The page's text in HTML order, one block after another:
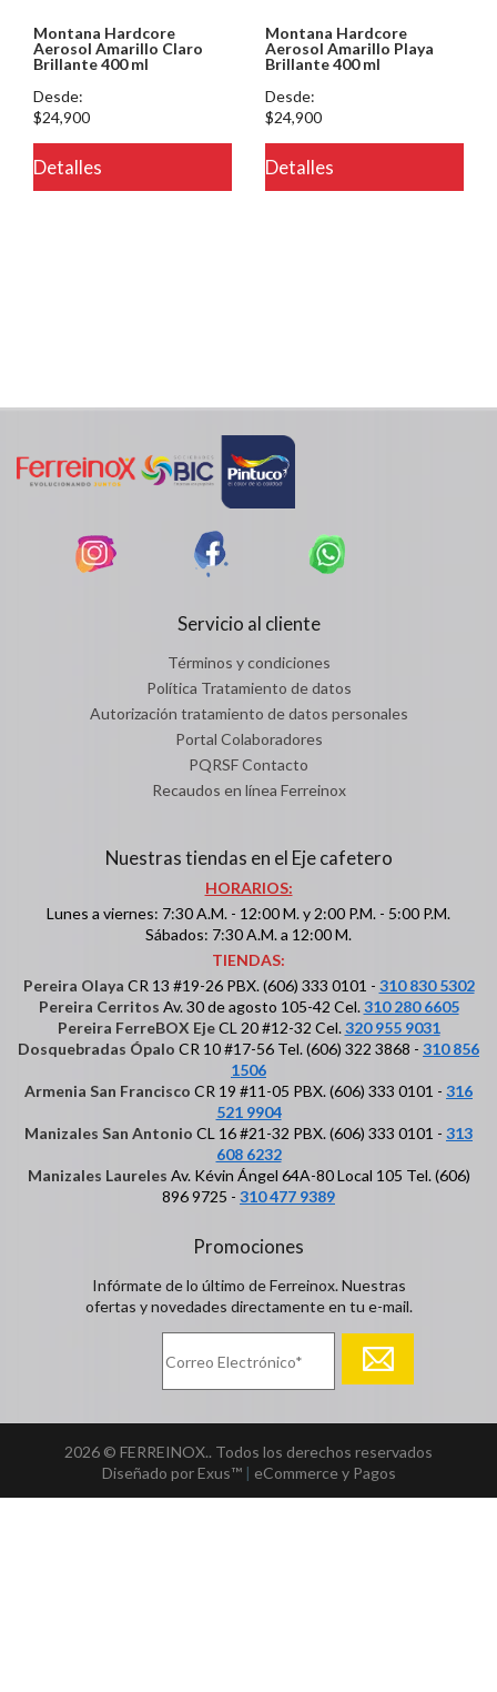
dominios/ferreinox.pagegear.co/modulos/catalogo/plantillas/
Montana Hardcore
Aerosol Amarillo Claro
Brillante 400 ml
Desde:
$24,900
Detalles
Montana Hardcore
Aerosol Amarillo Playa
Brillante 400 ml
Desde:
$24,900
Detalles
Servicio al cliente
Términos y condiciones
Política Tratamiento de datos
Autorización tratamiento de datos personales
Portal Colaboradores
PQRSF Contacto
Recaudos en línea Ferreinox
Nuestras tiendas en el Eje cafetero
HORARIOS:
Lunes a viernes: 7:30 A.M. - 12:00 M. y 2:00 P.M. - 5:00 P.M.
Sábados: 7:30 A.M. a 12:00 M.
TIENDAS:
Pereira Olaya CR 13 #19-26 PBX. (606) 333 0101 - 310 830 5302
Pereira Cerritos Av. 30 de agosto 105-42 Cel.310 280 6605
Pereira FerreBOX EjeCL 20 #12-32 Cel.320 955 9031
Dosquebradas Ópalo CR 10 #17-56 Tel. (606) 322 3868 - 310 856
1506
Armenia San Francisco CR 19 #11-05 PBX. (606) 333 0101 - 316
521 9904
Manizales San Antonio CL 16 #21-32 PBX. (606) 333 0101 - 313
608 6232
Manizales Laureles Av. Kévin Ángel 64A-80 Local 105 Tel. (606)
896 9725 - 310 477 9389
Promociones
Infórmate de lo último de Ferreinox. Nuestras
ofertas y novedades directamente en tu e-mail.
2026 © FERREINOX.. Todos los derechos reservados
Diseñado por Exus™| eCommerce y Pagos